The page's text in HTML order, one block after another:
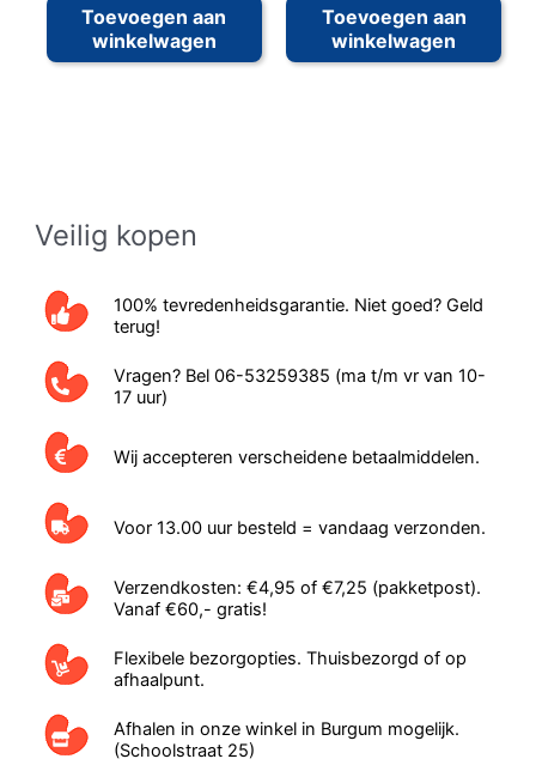
Veilig kopen
100% tevredenheidsgarantie. Niet goed? Geld
terug!
Vragen? Bel 06-53259385 (ma t/m vr van 10-
17 uur)
Wij accepteren verscheidene betaalmiddelen.
Voor 13.00 uur besteld = vandaag verzonden.
Verzendkosten: €4,95 of €7,25 (pakketpost).
Vanaf €60,- gratis!
Flexibele bezorgopties. Thuisbezorgd of op
afhaalpunt.
Afhalen in onze winkel in Burgum mogelijk.
(Schoolstraat 25)
Toevoegen aan
winkelwagen
Toevoegen aan
winkelwagen